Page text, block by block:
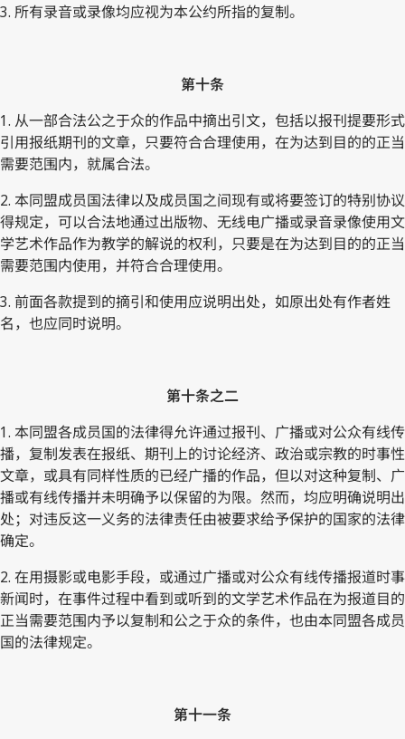
3. 所有录音或录像均应视为本公约所指的复制。
第十条
1. 从一部合法公之于众的作品中摘出引文，包括以报刊提要形式
引用报纸期刊的文章，只要符合合理使用，在为达到目的的正当
需要范围内，就属合法。
2. 本同盟成员国法律以及成员国之间现有或将要签订的特别协议
得规定，可以合法地通过出版物、无线电广播或录音录像使用文
学艺术作品作为教学的解说的权利，只要是在为达到目的的正当
需要范围内使用，并符合合理使用。
3. 前面各款提到的摘引和使用应说明出处，如原出处有作者姓
名，也应同时说明。
第十条之二
1. 本同盟各成员国的法律得允许通过报刊、广播或对公众有线传
播，复制发表在报纸、期刊上的讨论经济、政治或宗教的时事性
文章，或具有同样性质的已经广播的作品，但以对这种复制、广
播或有线传播并未明确予以保留的为限。然而，均应明确说明出
处；对违反这一义务的法律责任由被要求给予保护的国家的法律
确定。
2. 在用摄影或电影手段，或通过广播或对公众有线传播报道时事
新闻时，在事件过程中看到或听到的文学艺术作品在为报道目的
正当需要范围内予以复制和公之于众的条件，也由本同盟各成员
国的法律规定。
第十一条